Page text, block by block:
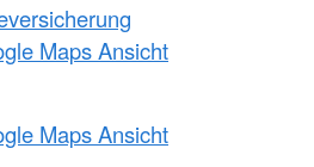
Maps Ansicht
Maps Ansicht